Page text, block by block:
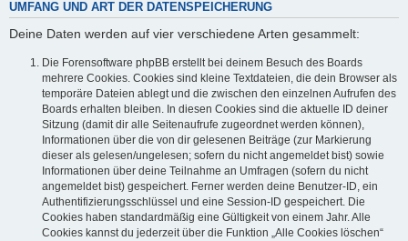
UMFANG UND ART DER DATENSPEICHERUNG
Deine Daten werden auf vier verschiedene Arten gesammelt:
Die Forensoftware phpBB erstellt bei deinem Besuch des Boards
mehrere Cookies. Cookies sind kleine Textdateien, die dein Browser als
temporäre Dateien ablegt und die zwischen den einzelnen Aufrufen des
Boards erhalten bleiben. In diesen Cookies sind die aktuelle ID deiner
Sitzung (damit dir alle Seitenaufrufe zugeordnet werden können),
Informationen über die von dir gelesenen Beiträge (zur Markierung
dieser als gelesen/ungelesen; sofern du nicht angemeldet bist) sowie
Informationen über deine Teilnahme an Umfragen (sofern du nicht
angemeldet bist) gespeichert. Ferner werden deine Benutzer-ID, ein
Authentifizierungsschlüssel und eine Session-ID gespeichert. Die
Cookies haben standardmäßig eine Gültigkeit von einem Jahr. Alle
Cookies kannst du jederzeit über die Funktion „Alle Cookies löschen“